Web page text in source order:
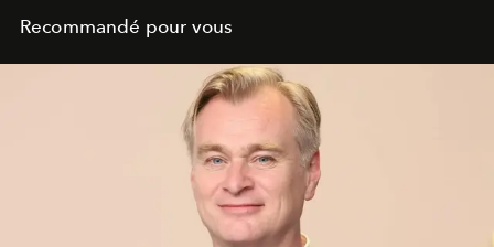
Recommandé pour vous